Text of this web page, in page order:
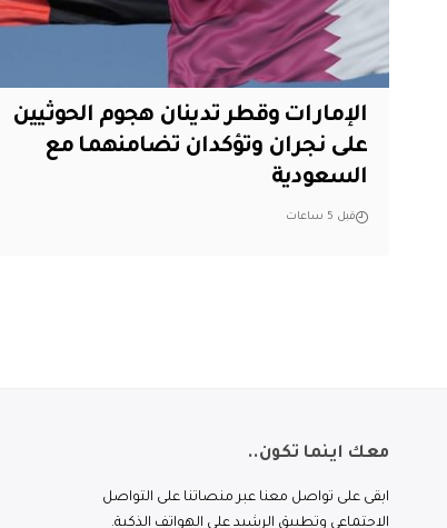
الإمارات وقطر تدينان هجوم الحوثيين
على نجران وتؤكدان تضامنهما مع
السعودية
قبل 5 ساعات
معك اينما تكون..
ابقى على تواصل معنا عبر منصاتنا على التواصل
الاجتماعي وتطبيق الرشيد على الهواتف الذكية.